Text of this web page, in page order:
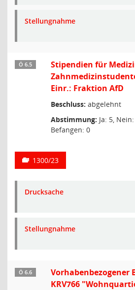
Stellungnahme
Ö 6.5
Stipendien für
Einr.: Fraktion AfD
Beschluss: abgelehnt
Abstimmung: Ja: 5,
Befangen: 0
1300/23
Drucksache
Stellungnahme
Ö 6.6
Vorhabenbezogener
KRV766